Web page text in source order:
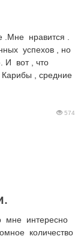
нравится .
успехов , но
И вот , что
, средние
574
мне интересно
количество